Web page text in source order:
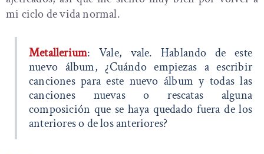
mi ciclo de vida normal.
Metallerium: Vale, vale. Hablando de este
nuevo álbum, ¿Cuándo empiezas a escribir
canciones para este nuevo álbum y todas las
canciones nuevas o rescatas alguna
composición que se haya quedado fuera de los
anteriores o de los anteriores?